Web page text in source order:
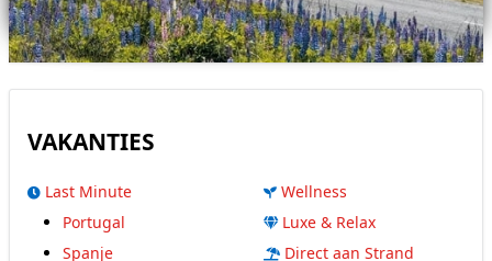
VAKANTIES
Last Minute
Portugal
Spanje
Wellness
Luxe & Relax
Direct aan Strand